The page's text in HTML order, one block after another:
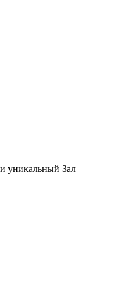
уникальный Зал